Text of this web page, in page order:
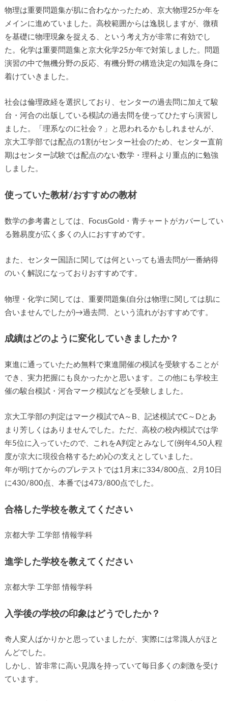
物理は重要問題集が肌に合わなかったため、京大物理25か年を
メインに進めていました。高校範囲からは逸脱しますが、微積
を基礎に物理現象を捉える、という考え方が非常に有効でし
た。化学は重要問題集と京大化学25か年で対策しました。問題
演習の中で無機分野の反応、有機分野の構造決定の知識を身に
着けていきました。
社会は倫理政経を選択しており、センターの過去問に加えて駿
台・河合の出版している模試の過去問を使ってひたすら演習し
ました。「理系なのに社会？」と思われるかもしれませんが、
京大工学部では配点の1割がセンター社会のため、センター直前
期はセンター試験では配点のない数学・理科より重点的に勉強
しました。
使っていた教材/おすすめの教材
数学の参考書としては、FocusGold・青チャートがカバーしてい
る難易度が広く多くの人におすすめです。
また、センター国語に関しては何といっても過去問が一番納得
のいく解説になっておりおすすめです。
物理・化学に関しては、重要問題集(自分は物理に関しては肌に
合いませんでしたが)→過去問、という流れがおすすめです。
成績はどのように変化していきましたか？
東進に通っていたため無料で東進開催の模試を受験することが
でき、実力把握にも良かったかと思います。この他にも学校主
催の駿台模試・河合マーク模試などを受験しました。
京大工学部の判定はマーク模試でA～B、記述模試でC～Dとあ
まり芳しくはありませんでした。ただ、高校の校内模試では学
年5位に入っていたので、これをA判定とみなして(例年4,50人程
度が京大に現役合格するため)心の支えとしていました。
年が明けてからのプレテストでは1月末に334/800点、2月10日
に430/800点、本番では473/800点でした。
合格した学校を教えてください
京都大学 工学部 情報学科
進学した学校を教えてください
京都大学 工学部 情報学科
入学後の学校の印象はどうでしたか？
奇人変人ばかりかと思っていましたが、実際には常識人がほと
んどでした。
しかし、皆非常に高い見識を持っていて毎日多くの刺激を受け
ています。